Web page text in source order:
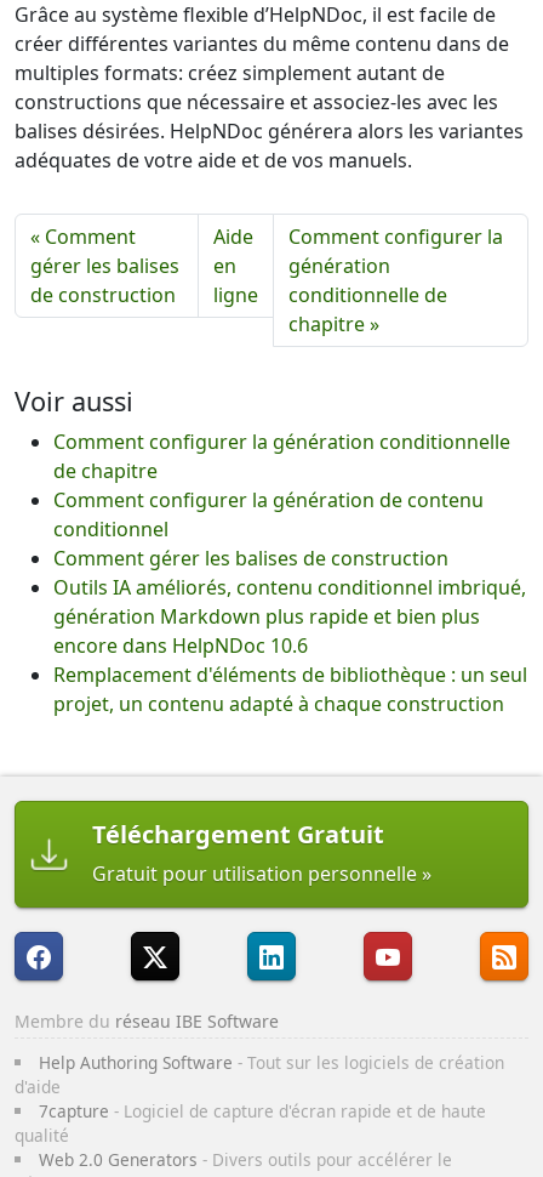
Grâce au système flexible d’HelpNDoc, il est facile de
créer différentes variantes du même contenu dans de
multiples formats: créez simplement autant de
constructions que nécessaire et associez-les avec les
balises désirées. HelpNDoc générera alors les variantes
adéquates de votre aide et de vos manuels.
« Comment
gérer les balises
de construction
Aide
en
ligne
Comment configurer la
génération
conditionnelle de
chapitre »
Voir aussi
Comment configurer la génération conditionnelle
de chapitre
Comment configurer la génération de contenu
conditionnel
Comment gérer les balises de construction
Outils IA améliorés, contenu conditionnel imbriqué,
génération Markdown plus rapide et bien plus
encore dans HelpNDoc 10.6
Remplacement d'éléments de bibliothèque : un seul
projet, un contenu adapté à chaque construction
Téléchargement Gratuit
Gratuit pour utilisation personnelle
Membre du réseau IBE Software
Help Authoring Software - Tout sur les logiciels de création
d'aide
7capture - Logiciel de capture d'écran rapide et de haute
qualité
Web 2.0 Generators - Divers outils pour accélérer le